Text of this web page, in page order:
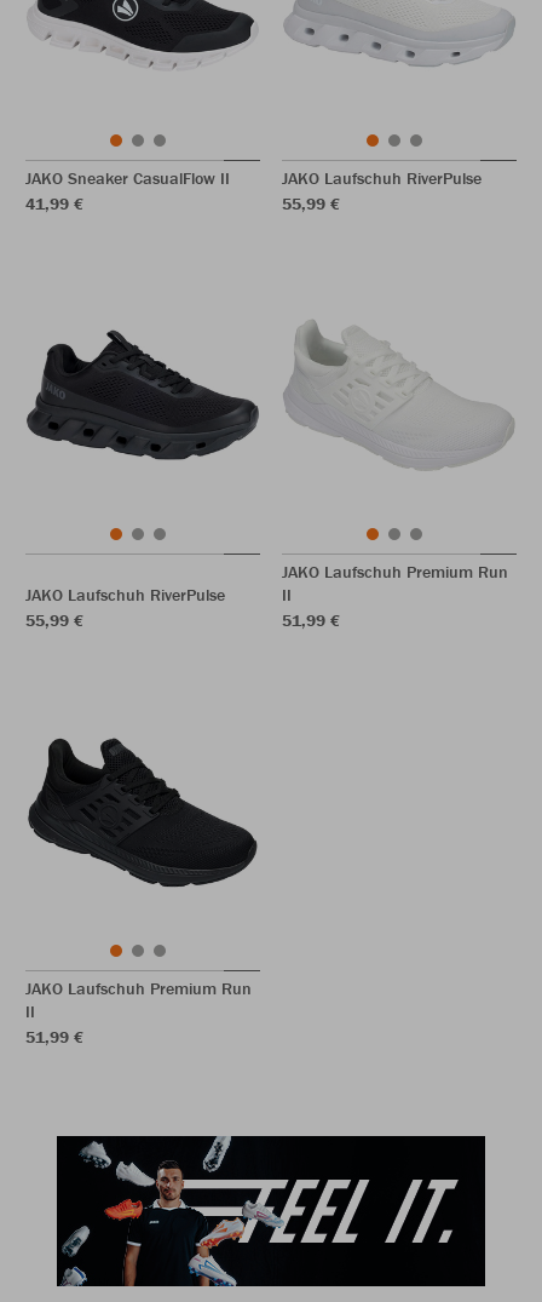
JAKO Sneaker CasualFlow II
41,99 €
JAKO Laufschuh RiverPulse
55,99 €
JAKO Laufschuh RiverPulse
55,99 €
JAKO Laufschuh Premium Run
II
51,99 €
JAKO Laufschuh Premium Run
II
51,99 €